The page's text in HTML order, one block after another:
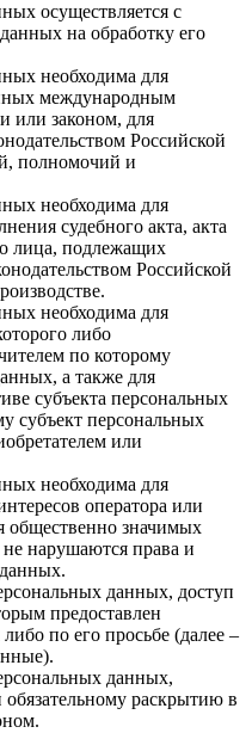
осуществляется с
на обработку его
необходима для
международным
или законом, для
Российской
полномочий и
необходима для
судебного акта, акта
лица, подлежащих
Российской
необходима для
либо
по которому
а также для
субъекта персональных
субъект персональных
или
необходима для
оператора или
общественно значимых
нарушаются права и
данных, доступ
предоставлен
по его просьбе (далее –
данных,
раскрытию в